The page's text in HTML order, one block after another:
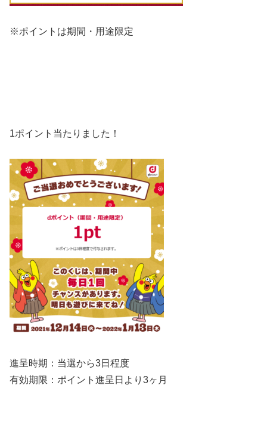
※ポイントは期間・用途限定
1ポイント当たりました！
進呈時期：当選から3日程度
有効期限：ポイント進呈日より3ヶ月